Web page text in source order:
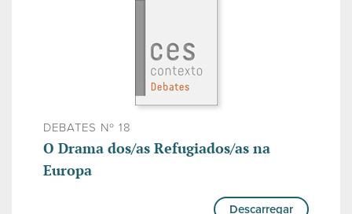
DEBATES Nº 18
O Drama dos/as Refugiados/as na
Europa
Descarregar